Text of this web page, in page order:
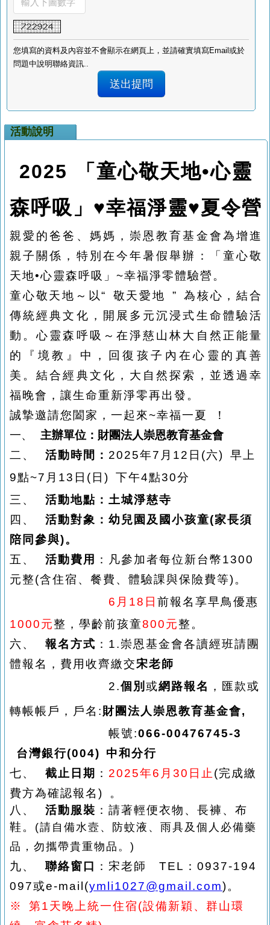
您填寫的資料及內容並不會顯示在網頁上，並請確實填寫Email或於
問題中說明聯絡資訊..
活動說明
2025 「童心敬天地•心靈
森呼吸 」 ♥幸福淨靈♥夏令營
親愛的爸爸、媽媽，崇恩教育基金會為增進
親子關係，特別在今年暑假舉辦：「童心敬
天地•心靈森呼吸」 ~幸福淨零體驗營。
童心敬天地～以“ 敬天愛地 ” 為核心，結合
傳統經典文化，開展多元沉浸式生命體驗活
動。心靈森呼吸～在淨慈山林大自然正能量
的『境教』中，回復孩子內在心靈的真善
美。結合經典文化，大自然探索，並透過幸
福晚會，讓生命重新淨零再出發。
誠摯邀請您闔家，一起來~幸福一夏 ！
一、
主辦單位：財團法人崇恩教育基金會
二、
活動時間： 2025年7月12日(六) 早上
9點~7月13日(日) 下午4點30分
三、
活動地點：土城淨慈寺
四、
活動對象：幼兒園及國小孩童(家長須
陪同參與)。
五、
活動費用
：凡參加者每位新台幣1300
元整(含住宿、餐費、體驗課與保險費等)。
6月18日前報名享早鳥優惠
1000元整，學齡前孩童800元整。
六、
報名方式 ：1.崇恩基金會各讀經班請團
體報名，費用收齊繳交宋老師
2.個別或網路報名 ，匯款或
轉帳帳戶，戶名:財團法人崇恩教育基金會,
：帳號:066-00476745-3
台灣銀行(004) 中和分行
七、
截止日期 ： 2025年6月30日止 (完成繳
費方為確認報名) 。
八、
活動服裝 ：請著輕便衣物、長褲、布
鞋。 (請自備水壼、防蚊液、雨具及個人必備藥
品，勿攜帶貴重物品。)
九、 聯絡窗口
：宋老師 TEL：0937-194
097或e-mail(ymli1027@gmail.com)。
※ 第1天晚上統一住宿(設備新穎、群山環